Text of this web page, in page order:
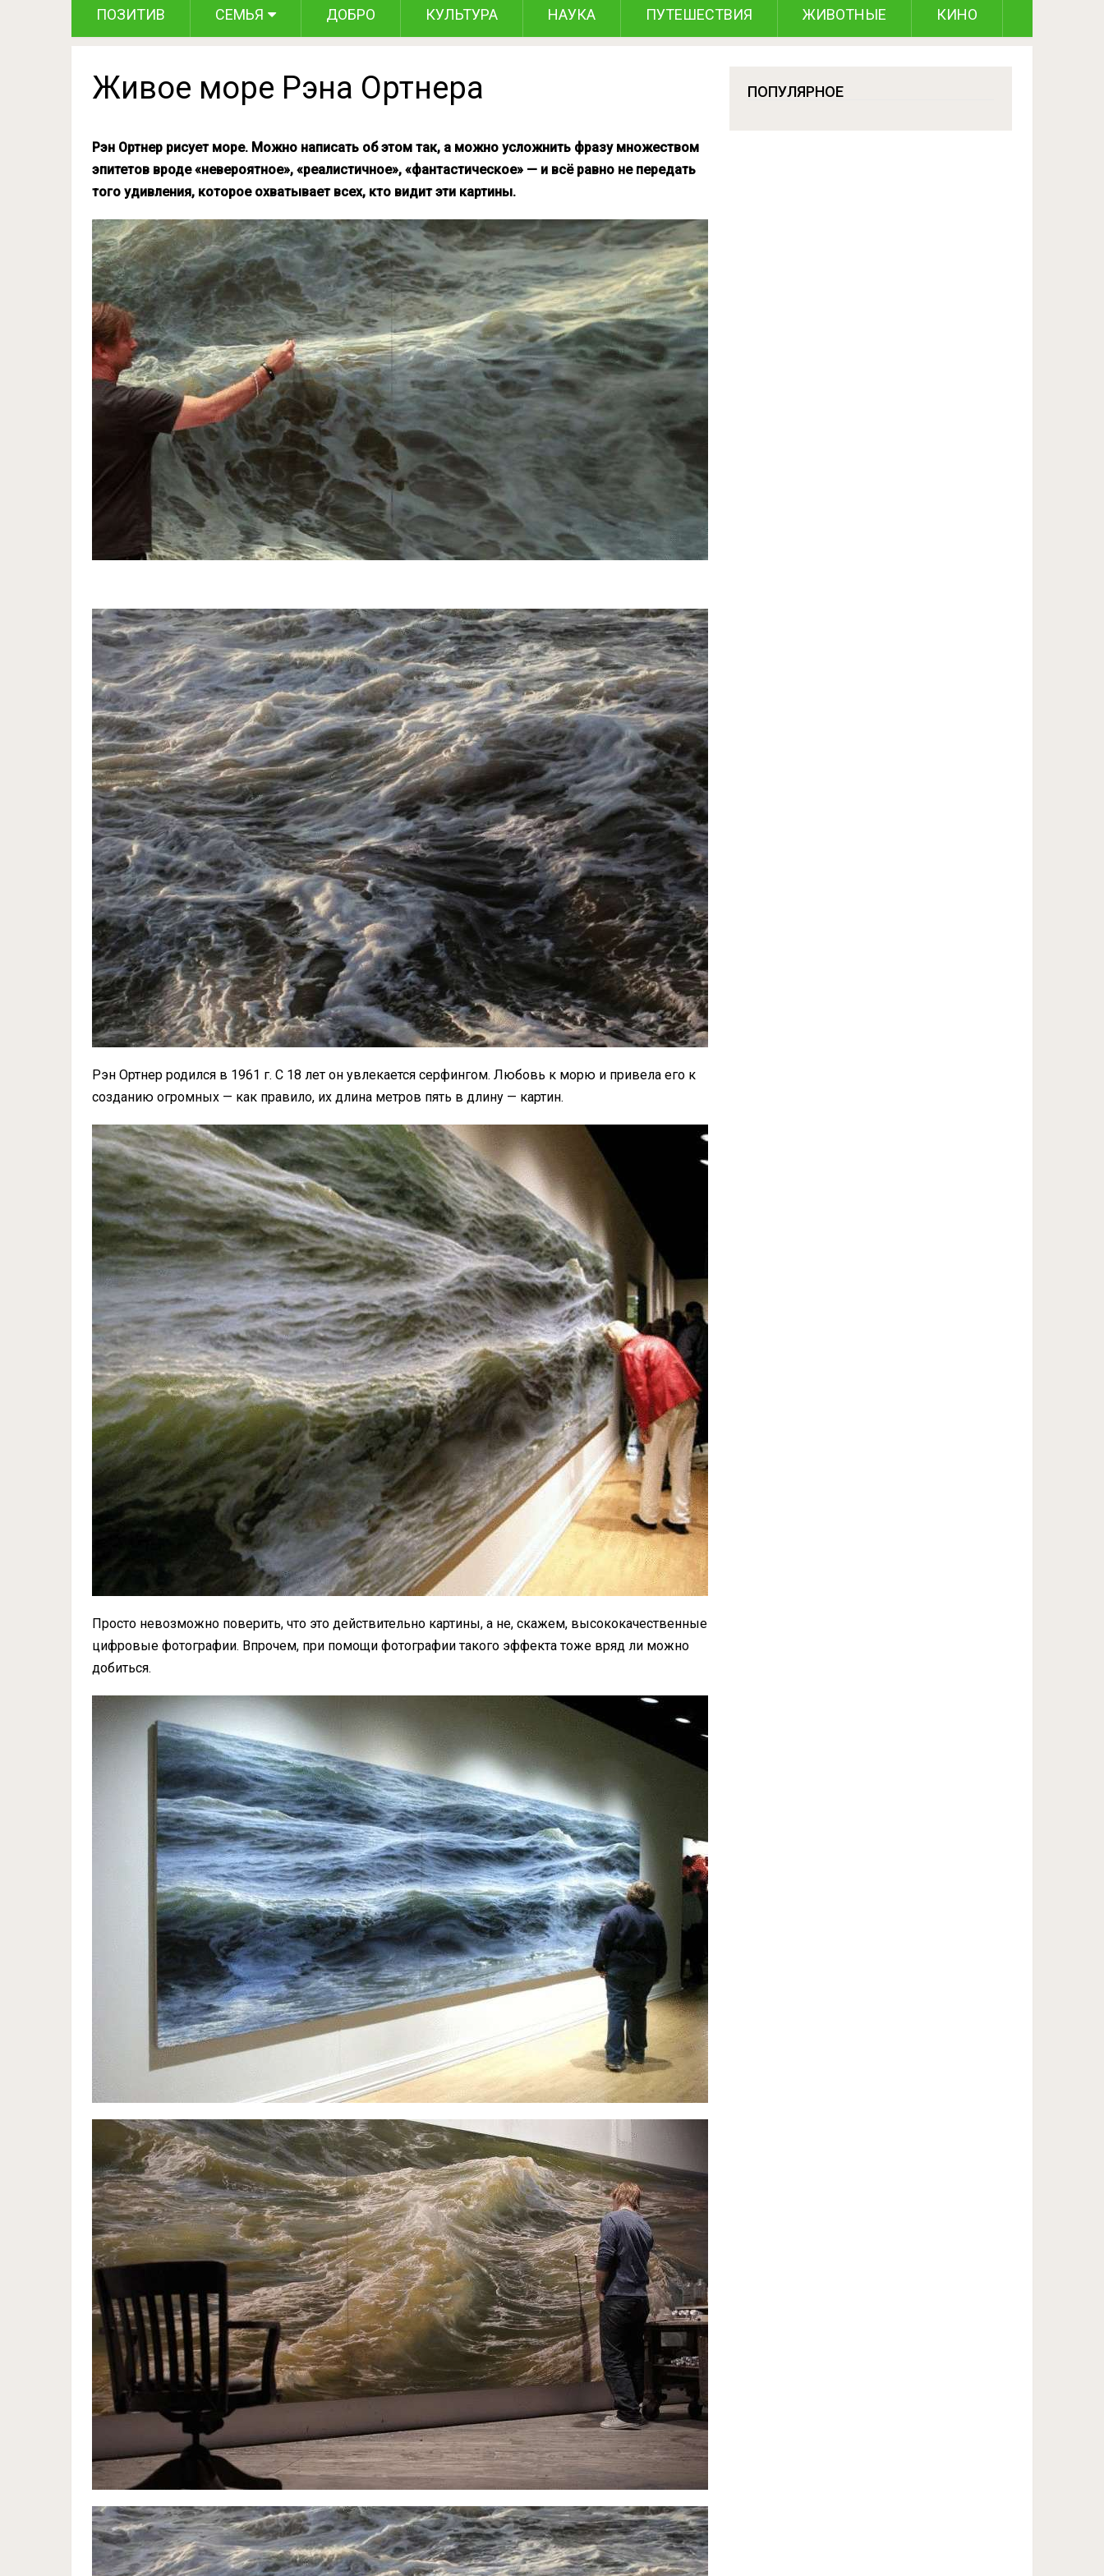
ПОЗИТИВ СЕМЬЯ ДОБРО КУЛЬТУРА НАУКА ПУТЕШЕСТВИЯ ЖИВОТНЫЕ КИНО
Живое море Рэна Ортнера
Рэн Ортнер рисует море. Можно написать об этом так, а можно усложнить фразу множеством
эпитетов вроде «невероятное», «реалистичное», «фантастическое» — и всё равно не передать
того удивления, которое охватывает всех, кто видит эти картины.
Рэн Ортнер родился в 1961 г. С 18 лет он увлекается серфингом. Любовь к морю и привела его к
созданию огромных — как правило, их длина метров пять в длину — картин.
Просто невозможно поверить, что это действительно картины, а не, скажем, высококачественные
цифровые фотографии. Впрочем, при помощи фотографии такого эффекта тоже вряд ли можно
добиться.
ПОПУЛЯРНОЕ